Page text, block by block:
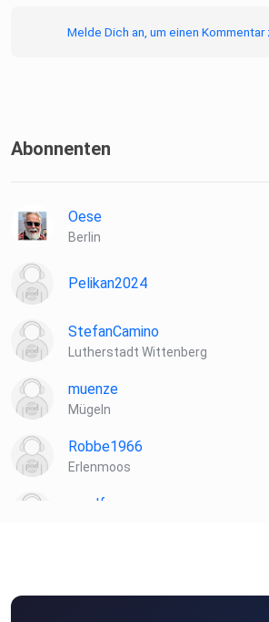
Melde Dich an, um einen Kommentar
Abonnenten
Oese
Berlin
Pelikan2024
StefanCamino
Lutherstadt Wittenberg
muenze
Mügeln
Robbe1966
Erlenmoos
muelf